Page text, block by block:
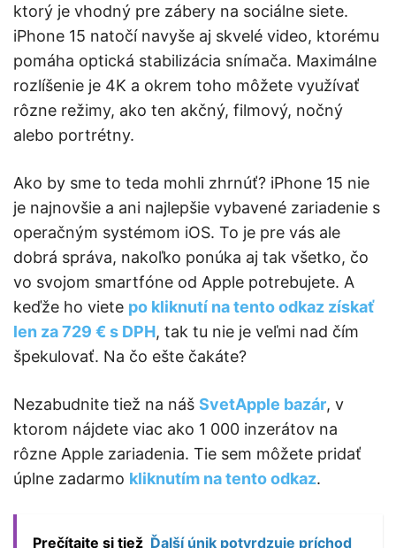
ktorý je vhodný pre zábery na sociálne siete.
iPhone 15 natočí navyše aj skvelé video, ktorému
pomáha optická stabilizácia snímača. Maximálne
rozlíšenie je 4K a okrem toho môžete využívať
rôzne režimy, ako ten akčný, filmový, nočný
alebo portrétny.
Ako by sme to teda mohli zhrnúť? iPhone 15 nie
je najnovšie a ani najlepšie vybavené zariadenie s
operačným systémom iOS. To je pre vás ale
dobrá správa, nakoľko ponúka aj tak všetko, čo
vo svojom smartfóne od Apple potrebujete. A
keďže ho viete po kliknutí na tento odkaz získať
len za 729 € s DPH, tak tu nie je veľmi nad čím
špekulovať. Na čo ešte čakáte?
Nezabudnite tiež na náš SvetApple bazár, v
ktorom nájdete viac ako 1 000 inzerátov na
rôzne Apple zariadenia. Tie sem môžete pridať
úplne zadarmo kliknutím na tento odkaz.
Prečítajte si tiež Ďalší únik potvrdzuje príchod